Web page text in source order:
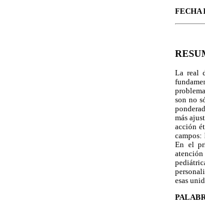
FECHA
La real
son no
más
acción
En el
esas